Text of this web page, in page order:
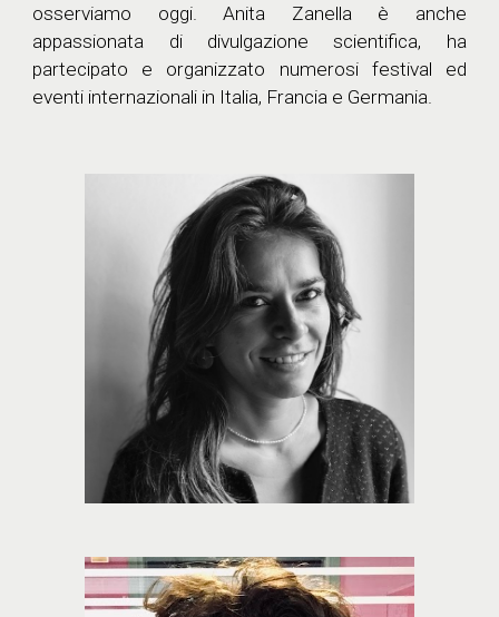
osserviamo oggi. Anita Zanella è anche
appassionata di divulgazione scientifica, ha
partecipato e organizzato numerosi festival ed
eventi internazionali in Italia, Francia e Germania.